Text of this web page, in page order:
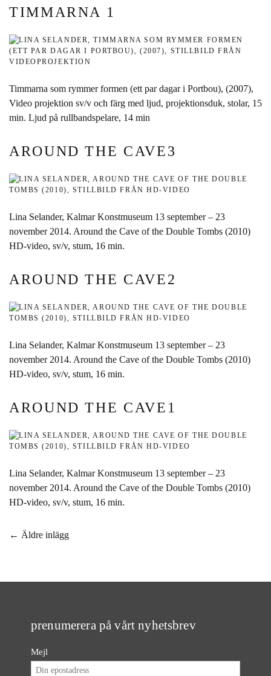
TIMMARNA 1
Timmarna som rymmer formen (ett par dagar i Portbou), (2007),
Video projektion sv/v och färg med ljud, projektionsduk, stolar, 15
min. Ljud på rullbandspelare, 14 min
AROUND THE CAVE3
Lina Selander, Kalmar Konstmuseum 13 september – 23
november 2014. Around the Cave of the Double Tombs (2010)
HD-video, sv/v, stum, 16 min.
AROUND THE CAVE2
Lina Selander, Kalmar Konstmuseum 13 september – 23
november 2014. Around the Cave of the Double Tombs (2010)
HD-video, sv/v, stum, 16 min.
AROUND THE CAVE1
Lina Selander, Kalmar Konstmuseum 13 september – 23
november 2014. Around the Cave of the Double Tombs (2010)
HD-video, sv/v, stum, 16 min.
Inläggsnavigering
← Äldre inlägg
prenumerera på vårt nyhetsbrev
Mejl